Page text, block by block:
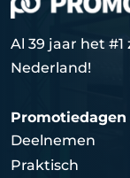
Al 39 jaar het
Nederland!
Promotiedagen
Deelnemen
Praktisch